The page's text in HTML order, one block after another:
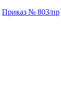
Приказ № 803/пр